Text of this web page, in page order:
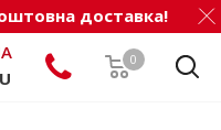
доставка!
0